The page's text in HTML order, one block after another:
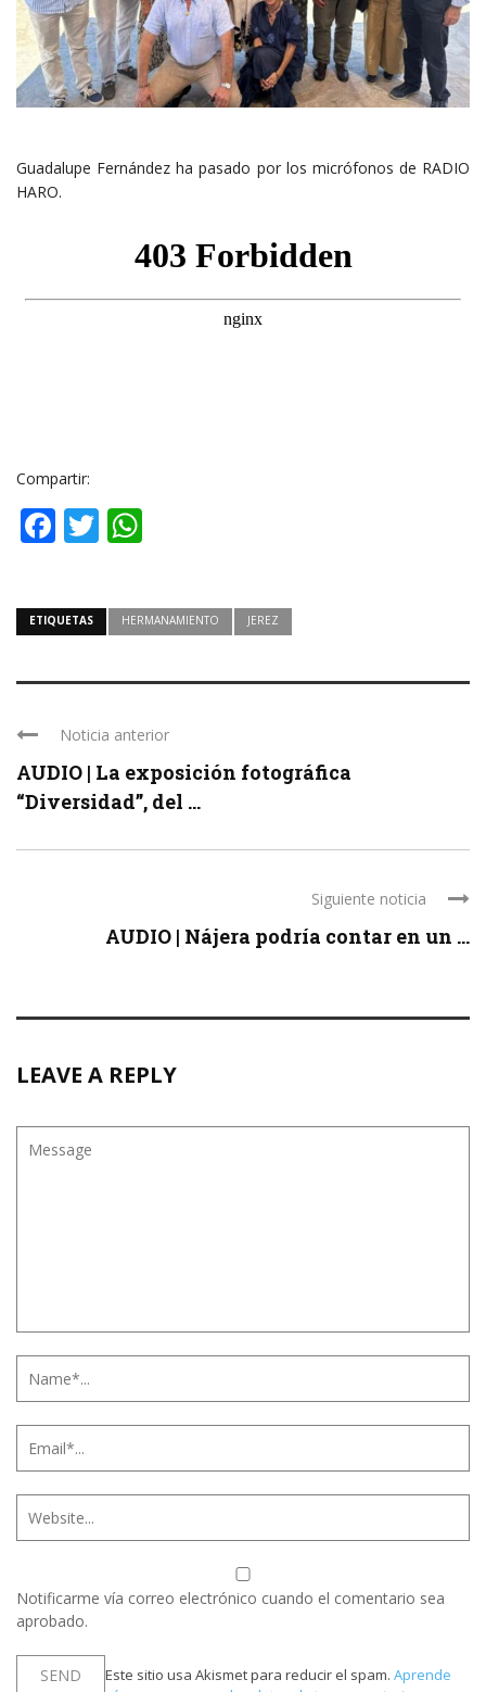
Guadalupe Fernández ha pasado por los micrófonos de RADIO
HARO.
Compartir:
Facebook
Twitter
ETIQUETAS HERMANAMIENTO JEREZ
Noticia anterior
AUDIO | La exposición fotográfica
“Diversidad”, del ...
Siguiente noticia
AUDIO | Nájera podría contar en un ...
LEAVE A REPLY
Notificarme vía correo electrónico cuando el comentario sea
aprobado.
Este sitio usa Akismet para reducir el spam. Aprende